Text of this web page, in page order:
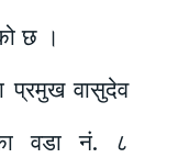
छ ।
प्रमुख वासुदेव
वडा नं. ८